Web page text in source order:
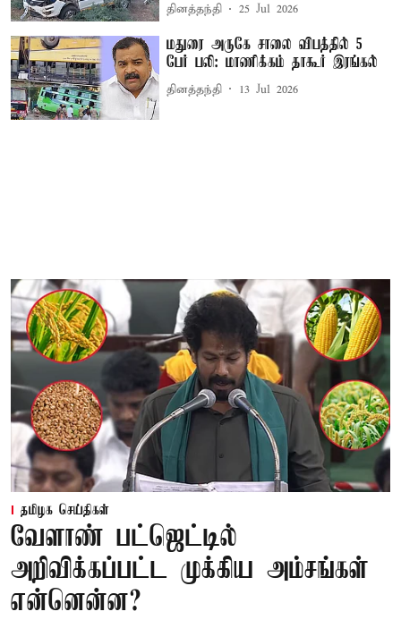
தினத்தந்தி 25 Jul 2026
மதுரை அருகே சாலை விபத்தில் 5
பேர் பலி: மாணிக்கம் தாகூர் இரங்கல்
தினத்தந்தி 13 Jul 2026
தமிழக செய்திகள்
வேளாண் பட்ஜெட்டில்
அறிவிக்கப்பட்ட முக்கிய அம்சங்கள்
என்னென்ன?